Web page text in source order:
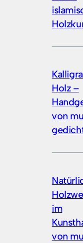
Holz –
von
im
von